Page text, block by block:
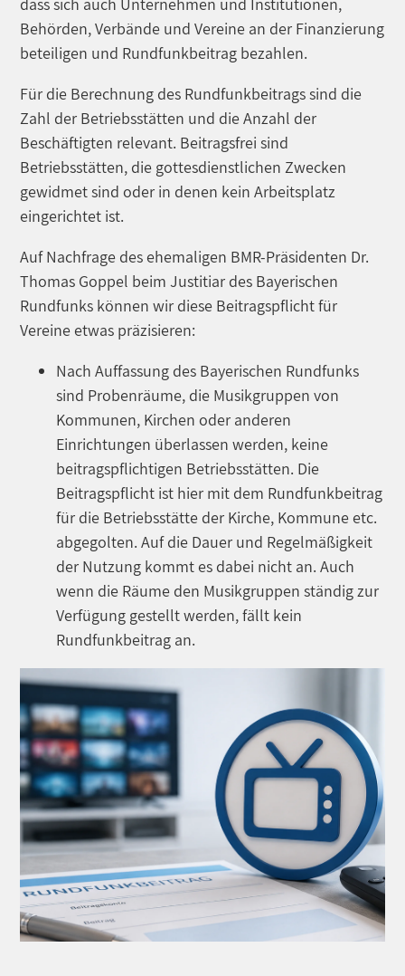
Behörden, Verbände und Vereine an der Finanzierung
beteiligen und Rundfunkbeitrag bezahlen.
Für die Berechnung des Rundfunkbeitrags sind die
Zahl der Betriebsstätten und die Anzahl der
Beschäftigten relevant. Beitragsfrei sind
Betriebsstätten, die gottesdienstlichen Zwecken
gewidmet sind oder in denen kein Arbeitsplatz
eingerichtet ist.
Auf Nachfrage des ehemaligen BMR-Präsidenten Dr.
Thomas Goppel beim Justitiar des Bayerischen
Rundfunks können wir diese Beitragspflicht für
Vereine etwas präzisieren:
Nach Auffassung des Bayerischen Rundfunks
sind Probenräume, die Musikgruppen von
Kommunen, Kirchen oder anderen
Einrichtungen überlassen werden, keine
beitragspflichtigen Betriebsstätten. Die
Beitragspflicht ist hier mit dem Rundfunkbeitrag
für die Betriebsstätte der Kirche, Kommune etc.
abgegolten. Auf die Dauer und Regelmäßigkeit
der Nutzung kommt es dabei nicht an. Auch
wenn die Räume den Musikgruppen ständig zur
Verfügung gestellt werden, fällt kein
Rundfunkbeitrag an.